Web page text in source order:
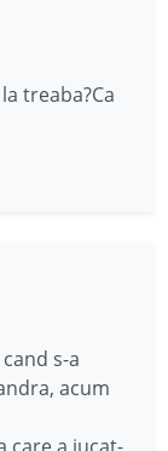
treaba?Ca
s-a
acum